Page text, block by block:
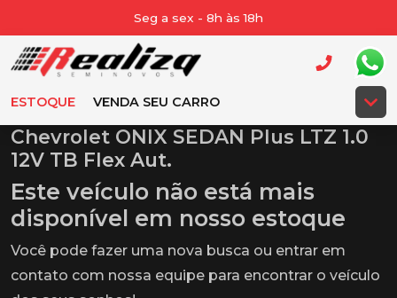
Seg a sex - 8h às 18h
ESTOQUE VENDA SEU CARRO
Chevrolet ONIX SEDAN Plus LTZ 1.0
12V TB Flex Aut.
Este veículo não está mais
disponível em nosso estoque
Você pode fazer uma nova busca ou entrar em
contato com nossa equipe para encontrar o veículo